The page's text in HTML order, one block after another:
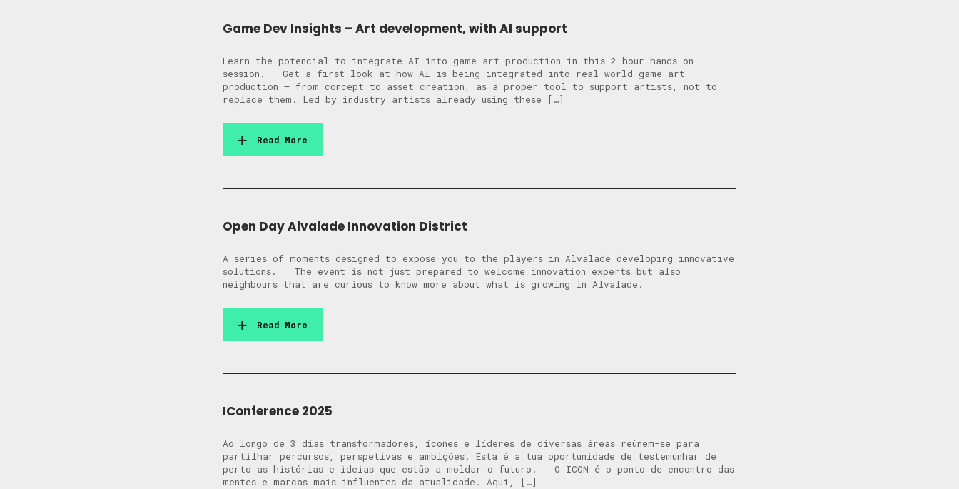
Game Dev Insights – Art development, with AI support
​​Learn the potencial to integrate AI into game art production in this 2-hour hands-on
session. ​​Get a first look at how AI is being integrated into real-world game art
production — from concept to asset creation, as a proper tool to support artists, not to
replace them. Led by industry artists already using these […]
Read More
Open Day Alvalade Innovation District
A series of moments designed to expose you to the players in Alvalade developing innovative
solutions. The event is not just prepared to welcome innovation experts but also
neighbours that are curious to know more about what is growing in Alvalade.
Read More
IConference 2025
Ao longo de 3 dias transformadores, ícones e líderes de diversas áreas reúnem-se para
partilhar percursos, perspetivas e ambições. Esta é a tua oportunidade de testemunhar de
perto as histórias e ideias que estão a moldar o futuro. O ICON é o ponto de encontro das
mentes e marcas mais influentes da atualidade. Aqui, […]